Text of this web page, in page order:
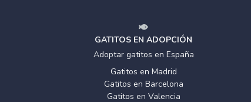
GATITOS EN ADOPCIÓN
Adoptar gatitos en España
Gatitos en Madrid
Gatitos en Barcelona
Gatitos en Valencia